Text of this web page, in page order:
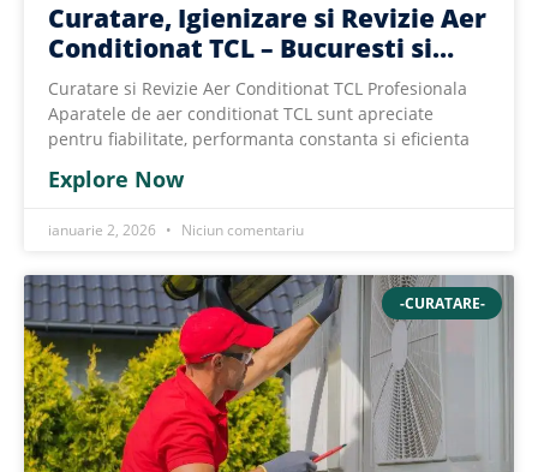
Curatare, Igienizare si Revizie Aer
Conditionat TCL – Bucuresti si
Ilfov
Curatare si Revizie Aer Conditionat TCL Profesionala
Aparatele de aer conditionat TCL sunt apreciate
pentru fiabilitate, performanta constanta si eficienta
Explore Now
ianuarie 2, 2026 Niciun comentariu
-CURATARE-